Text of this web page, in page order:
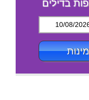
בדילים
10/08/